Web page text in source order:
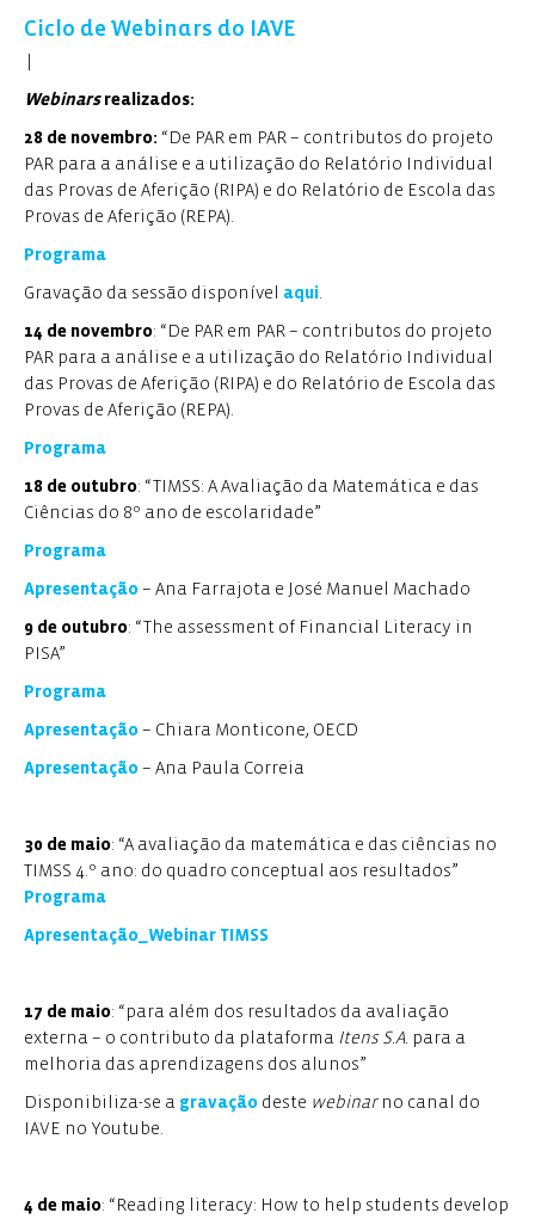
Ciclo de Webinars do IAVE
Webinars realizados:
28 de novembro: “De PAR em PAR – contributos do projeto
PAR para a análise e a utilização do Relatório Individual
das Provas de Aferição (RIPA) e do Relatório de Escola das
Provas de Aferição (REPA).
Programa
Gravação da sessão disponível aqui.
14 de novembro: “De PAR em PAR – contributos do projeto
PAR para a análise e a utilização do Relatório Individual
das Provas de Aferição (RIPA) e do Relatório de Escola das
Provas de Aferição (REPA).
Programa
18 de outubro: “TIMSS: A Avaliação da Matemática e das
Ciências do 8º ano de escolaridade”
Programa
Apresentação – Ana Farrajota e José Manuel Machado
9 de outubro: “The assessment of Financial Literacy in
PISA”
Programa
Apresentação – Chiara Monticone, OECD
Apresentação – Ana Paula Correia
30 de maio: “A avaliação da matemática e das ciências no
TIMSS 4.º ano: do quadro conceptual aos resultados”
Programa
Apresentação_Webinar TIMSS
17 de maio: “para além dos resultados da avaliação
externa – o contributo da plataforma Itens S.A. para a
melhoria das aprendizagens dos alunos”
Disponibiliza-se a gravação deste webinarno canal do
IAVE no Youtube.
4 de maio: “Reading literacy: How to help students develop